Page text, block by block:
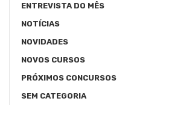
ENTREVISTA DO MÊS
NOTÍCIAS
NOVIDADES
NOVOS CURSOS
PRÓXIMOS CONCURSOS
SEM CATEGORIA